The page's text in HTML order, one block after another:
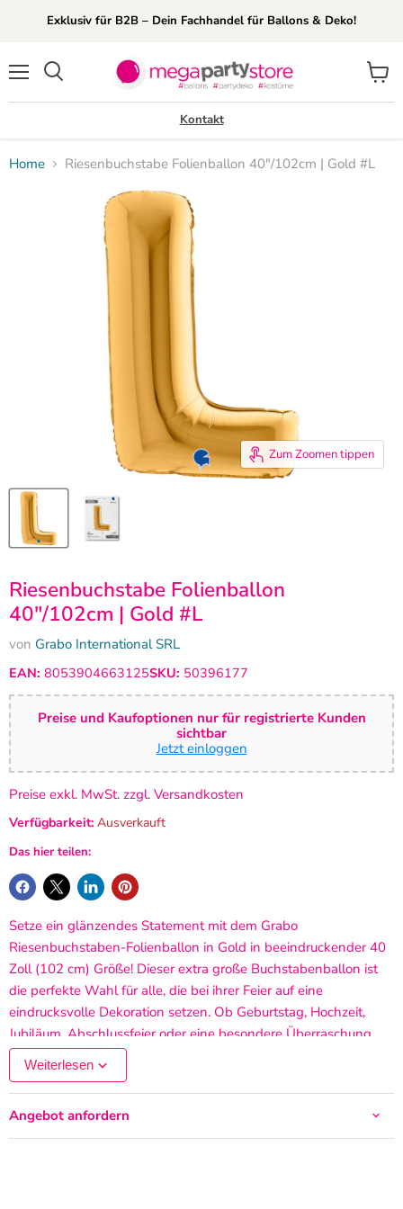
Exklusiv für B2B – Dein Fachhandel für Ballons & Deko!
Kontakt
Home Riesenbuchstabe Folienballon 40"/102cm | Gold #L
Zum Zoomen tippen
Riesenbuchstabe Folienballon
40"/102cm | Gold #L
von Grabo International SRL
EAN: 8053904663125SKU: 50396177
Preise und Kaufoptionen nur für registrierte Kunden
sichtbar
Jetzt einloggen
Preise exkl. MwSt. zzgl. Versandkosten
Verfügbarkeit: Ausverkauft
Das hier teilen:
Setze ein glänzendes Statement mit dem Grabo
Riesenbuchstaben-Folienballon in Gold in beeindruckender 40
Zoll (102 cm) Größe! Dieser extra große Buchstabenballon ist
die perfekte Wahl für alle, die bei ihrer Feier auf eine
eindrucksvolle Dekoration setzen. Ob Geburtstag, Hochzeit,
Jubiläum, Abschlussfeier oder eine besondere Überraschung 
mit diesem goldfarbenen Eyecatcher gestaltest du kreative
Botschaften aus einzelnen Buchstaben oder Initialen. Gefertigt
vom italienischen Qualitätshersteller Grabo Balloons, besticht
der Ballon durch hochwertige Materialien, exakte Verarbeitung
und eine edle Metallic-Optik. Er ist sowohl für Helium als auch
Weiterlesen
Angebot anfordern